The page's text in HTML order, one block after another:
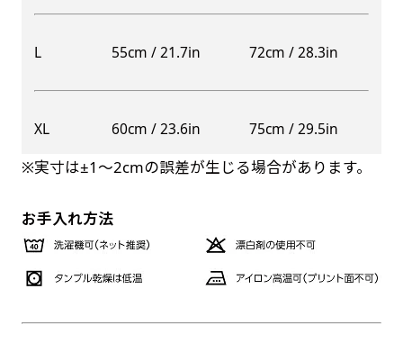
L 55cm / 21.7in 72cm / 28.3in
XL 60cm / 23.6in 75cm / 29.5in
※実寸は±1〜2cmの誤差が生じる場合があります。
お手入れ方法
自由入力(60x180以内)
お好みのサイズで縦幕・横幕の作成が可能です。
あんな場所こんな場所お好みのサイズでお好みの
幕の製作をお楽しみください
けて疑似的にのれんのような幕をつくります。お
レギュラーのれんスリムは横幕の上部にチチを5
か所つけて疑似的にのれんのような幕をつくりま
る場所でのぼり旗を使用する際に推奨されてい
ます。防炎加工によってのぼり旗が炎に触れても
燃えにくくなります。（燃えるというより溶け
るに近くなるイメージ）一般的な方法は、旗の
素材に特殊な化学薬品を使用して延焼を抑えま